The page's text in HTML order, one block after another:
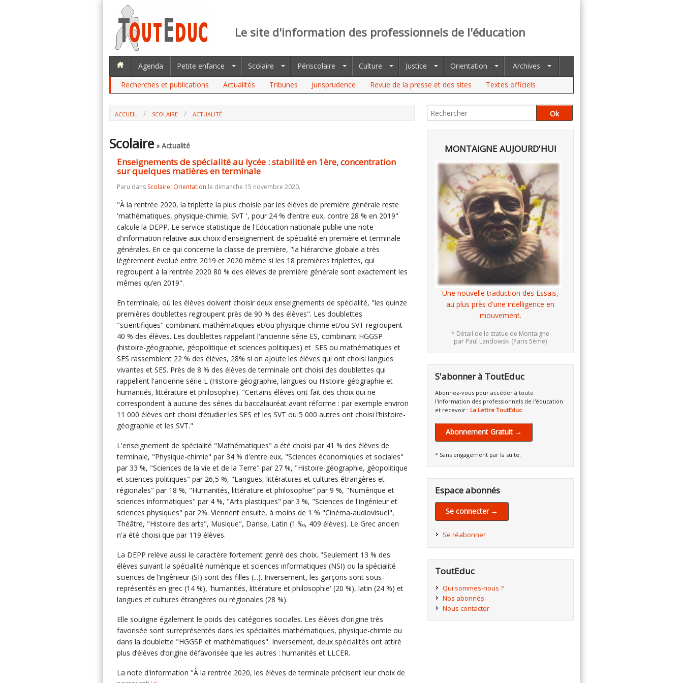
Le site d'information des professionnels de l'éducation
Agenda Petite enfance Scolaire Périscolaire Culture Justice Orientation
Archives
Recherches et publications
Actualités Tribunes Jurisprudence Revue de la presse et des sites Textes officiels
ACCUEIL SCOLAIRE
ACTUALITÉ
MATIÈRES EN TERMINALE
Scolaire» Actualité
Enseignements de spécialité au lycée : stabilité en 1ère, concentration
sur quelques matières en terminale
Paru dans Scolaire, Orientation le dimanche 15 novembre 2020.
"À la rentrée 2020, la triplette la plus choisie par les élèves de première générale reste
'mathématiques, physique-chimie, SVT ', pour 24 % d’entre eux, contre 28 % en 2019"
calcule la DEPP. Le service statistique de l'Education nationale publie une note
d'information relative aux choix d'enseignement de spécialité en première et terminale
générales. En ce qui concerne la classe de première, "la hiérarchie globale a très
légèrement évolué entre 2019 et 2020 même si les 18 premières triplettes, qui
regroupent à la rentrée 2020 80 % des élèves de première générale sont exactement les
mêmes qu’en 2019".
En terminale, où les élèves doivent choisir deux enseignements de spécialité, "les quinze
premières doublettes regroupent près de 90 % des élèves". Les doublettes
"scientifiques" combinant mathématiques et/ou physique-chimie et/ou SVT regroupent
40 % des élèves. Les doublettes rappelant l'ancienne série ES, combinant HGGSP
(histoire-géographie, géopolitique et sciences politiques) et SES ou mathématiques et
SES rassemblent 22 % des élèves, 28% si on ajoute les élèves qui ont choisi langues
vivantes et SES. Près de 8 % des élèves de terminale ont choisi des doublettes qui
rappellent l'ancienne série L (Histoire-géographie, langues ou Histoire-géographie et
humanités, littérature et philosophie). "Certains élèves ont fait des choix qui ne
correspondent à aucune des séries du baccalauréat avant réforme : par exemple environ
11 000 élèves ont choisi d’étudier les SES et les SVT ou 5 000 autres ont choisi l’histoire-
géographie et les SVT."
L'enseignement de spécialité "Mathématiques" a été choisi par 41 % des élèves de
terminale, "Physique-chimie" par 34 % d'entre eux, "Sciences économiques et sociales"
par 33 %, "Sciences de la vie et de la Terre" par 27 %, "Histoire-géographie, géopolitique
et sciences politiques" par 26,5 %, "Langues, littératures et cultures étrangères et
régionales" par 18 %, "Humanités, littérature et philosophie" par 9 %, "Numérique et
sciences informatiques" par 4 %, "Arts plastiques" par 3 %, "Sciences de l'ingénieur et
sciences physiques" par 2%. Viennent ensuite, à moins de 1 % "Cinéma-audiovisuel",
Théâtre, "Histoire des arts", Musique", Danse, Latin (1 ‰, 409 élèves). Le Grec ancien
n'a été choisi que par 119 élèves.
La DEPP relève aussi le caractère fortement genré des choix. "Seulement 13 % des
élèves suivant la spécialité numérique et sciences informatiques (NSI) ou la spécialité
sciences de l’ingénieur (SI) sont des filles (...). Inversement, les garçons sont sous-
représentés en grec (14 %), 'humanités, littérature et philosophie' (20 %), latin (24 %) et
langues et cultures étrangères ou régionales (28 %).
Elle souligne également le poids des catégories sociales. Les élèves d’origine très
favorisée sont surreprésentés dans les spécialités mathématiques, physique-chimie ou
dans la doublette "HGGSP et mathématiques". Inversement, deux spécialités ont attiré
plus d’élèves d’origine défavorisée que les autres : humanités et LLCER.
La note d'information "À la rentrée 2020, les élèves de terminale précisent leur choix de
MONTAIGNE AUJOURD'HUI
Une nouvelle traduction des Essais,
au plus près d'une intelligence en
mouvement.
* Détail de la statue de Montaigne
par Paul Landowski (Paris 5ème)
S'abonner à ToutEduc
Abonnez-vous pour accéder à toute
l'information des professionnels de l'éducation
et recevoir : La Lettre ToutEduc
Abonnement Gratuit →
* Sans engagement par la suite.
Espace abonnés
Se connecter →
Se réabonner
ToutEduc
Qui sommes-nous ?
Nos abonnés
Nous contacter